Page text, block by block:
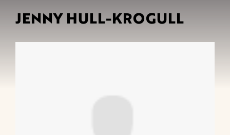
JENNY HULL-KROGULL